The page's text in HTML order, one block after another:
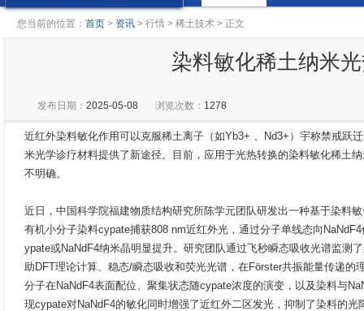
您当前的位置： 首页 > 资讯 > 行情 > 稀土技术 > 正文
染料敏化稀土纳米
发布日期： 2025-05-08 浏览次数： 1278
近红外染料敏化作用可以克服稀土离子（如Yb3+ 、Nd3+）宇称禁戒跃
米光学诊疗材料提供了新途径。目前，应用于光热转换的染料敏化稀土
不明确。
近日，中国科学院福建物质结构研究所陈学元团队研发出一种基于染料
有机小分子染料cypate捕获808 nm近红外光，通过分子单线态向
ypate或NaNdF4纳米晶明显提升。研究团队通过飞秒瞬态吸收光谱监测
助DFT理论计算、稳态/瞬态吸收和荧光光谱，在Förster共振能量传递
分子在NaNdF4表面配位、聚集状态随cypate浓度的演变，以及染料与
现cypate对NaNdF4的敏化同时增强了近红外二区发光，抑制了染料的